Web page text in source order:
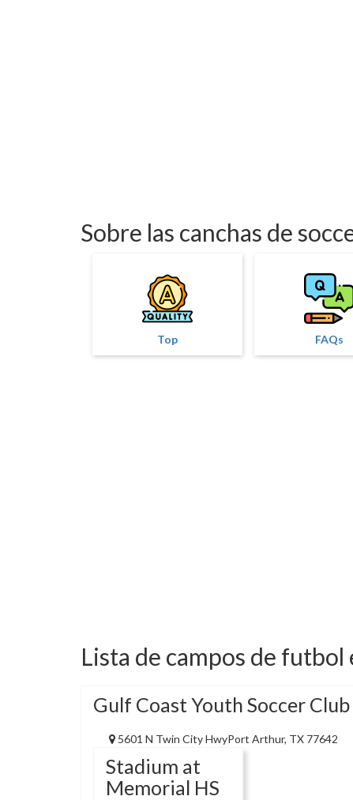
Sobre las canchas de
Top FAQs
Lista de campos de
Gulf Coast Youth Soccer Club
5601 N Twin City HwyPort Arthur, TX 77642
Stadium at
Memorial HS